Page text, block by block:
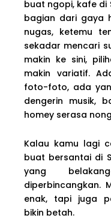
buat ngopi, kafe di
bagian dari gaya
nugas, ketemu
sekadar mencari
makin ke sini,
makin variatif.
foto-foto, ada
dengerin musik,
homey serasa
Kalau kamu lagi
buat bersantai di
yang
diperbincangkan.
enak, tapi juga
bikin betah.